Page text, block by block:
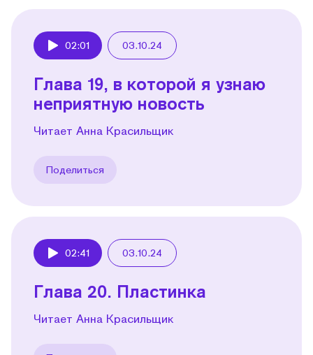
02:01 03.10.24
Глава 19, в которой я узнаю
неприятную новость
Читает Анна Красильщик
Поделиться
02:41 03.10.24
Глава 20. Пластинка
Читает Анна Красильщик